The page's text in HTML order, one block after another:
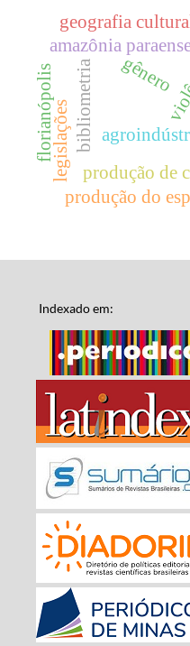
amazônia
gênero
produção de
bibliometria
legislações
florianópolis
produção do
geografia
Indexado em: